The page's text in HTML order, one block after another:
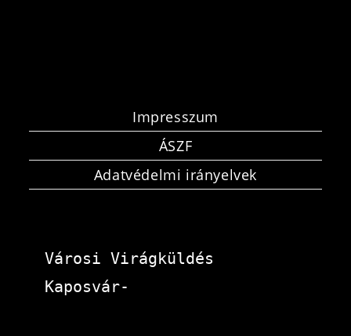
Impresszum
ÁSZF
Adatvédelmi irányelvek
Városi Virágküldés
Kaposvár-